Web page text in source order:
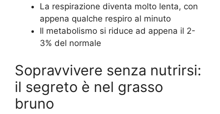
La respirazione diventa molto lenta, con
appena qualche respiro al minuto
Il metabolismo si riduce ad appena il 2-
3% del normale
Sopravvivere senza nutrirsi:
il segreto è nel grasso
bruno